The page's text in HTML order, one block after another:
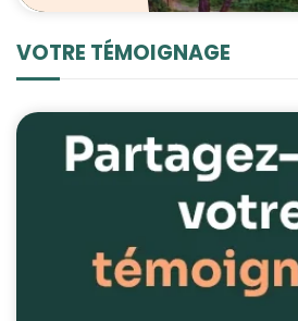
VOTRE TÉMOIGNAGE